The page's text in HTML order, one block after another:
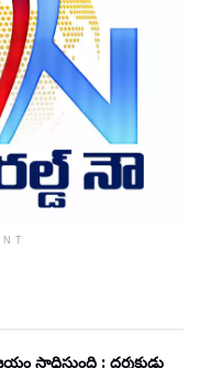
సాధిస్తుంది : దర్శకుడు